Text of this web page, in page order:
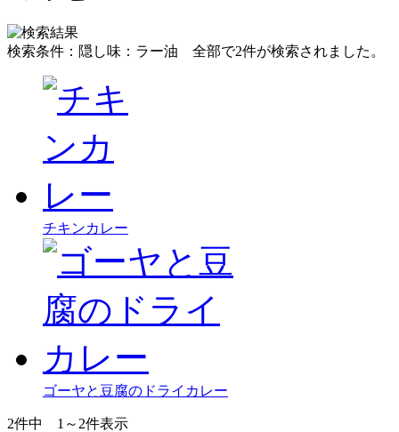
検索条件：隠し味：ラー油 全部で2件が検索されました。
チキンカレー
ゴーヤと豆腐のドライカレー
2件中 1～2件表示